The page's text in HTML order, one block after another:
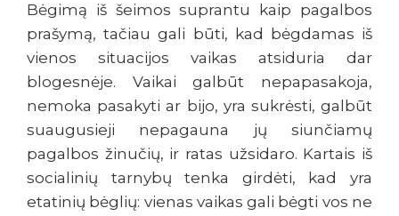
Bėgimą iš šeimos suprantu kaip pagalbos
prašymą, tačiau gali būti, kad bėgdamas iš
vienos situacijos vaikas atsiduria dar
blogesnėje. Vaikai galbūt nepapasakoja,
nemoka pasakyti ar bijo, yra sukrėsti, galbūt
suaugusieji nepagauna jų siunčiamų
pagalbos žinučių, ir ratas užsidaro. Kartais iš
socialinių tarnybų tenka girdėti, kad yra
etatinių bėglių: vienas vaikas gali bėgti vos ne